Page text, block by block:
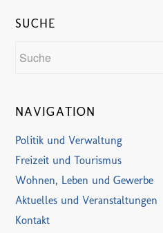
SUCHE
NAVIGATION
Politik und Verwaltung
Freizeit und Tourismus
Wohnen, Leben und Gewerbe
Aktuelles und Veranstaltungen
Kontakt